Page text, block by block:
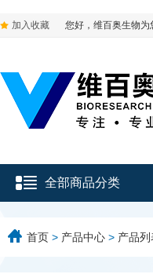
加入收藏 您好，维百奥生物为
全部商品分类
首页 > 产品中心 > 产品列